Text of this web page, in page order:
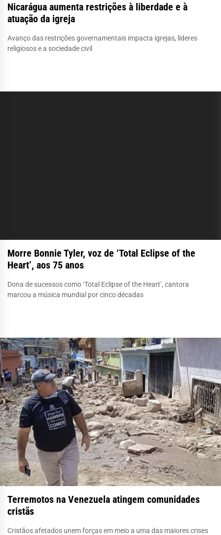
Nicarágua aumenta restrições à liberdade e à
atuação da igreja
Avanço das restrições governamentais impacta igrejas, líderes
religiosos e a sociedade civil
Morre Bonnie Tyler, voz de ‘Total Eclipse of the
Heart’, aos 75 anos
Dona de sucessos como ‘Total Eclipse of the Heart’, cantora
marcou a música mundial por cinco décadas
Terremotos na Venezuela atingem comunidades
cristãs
Cristãos afetados unem forças em meio a uma das maiores crises